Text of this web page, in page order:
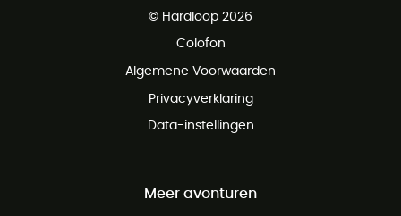
Gratis retourneren binnen 100 dagen
© Hardloop 2026
Colofon
Algemene Voorwaarden
Privacyverklaring
Data-instellingen
Meer avonturen